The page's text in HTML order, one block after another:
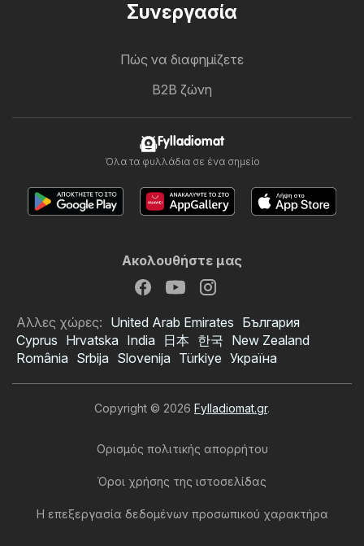
Συνεργασία
Πώς να διαφημίζετε
B2B ζώνη
Fylladiomat
Όλα τα φυλλάδια σε ένα σημείο
Ακολουθήστε μας
Αλλες χώρες: United Arab Emirates България
Cyprus Hrvatska India 日本 한국 New Zealand
România Srbija Slovenija Türkiye Україна
Copyright © 2026 Fylladiomat.gr.
Ορισμός πολιτικής απορρήτου
Όροι χρήσης της ιστοσελίδας
Η επεξεργασία δεδομένων προσωπικού χαρακτήρα